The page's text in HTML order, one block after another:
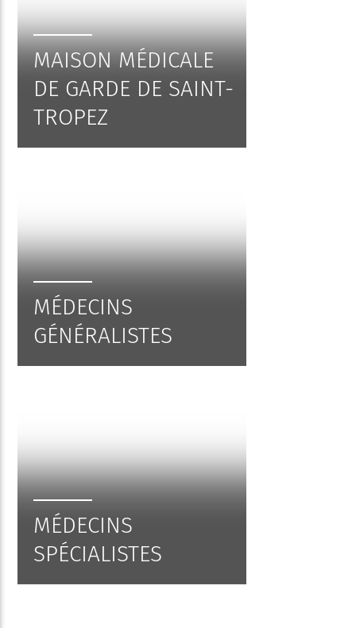
MAISON MÉDICALE
DE GARDE DE SAINT-
TROPEZ
MÉDECINS
GÉNÉRALISTES
MÉDECINS
SPÉCIALISTES